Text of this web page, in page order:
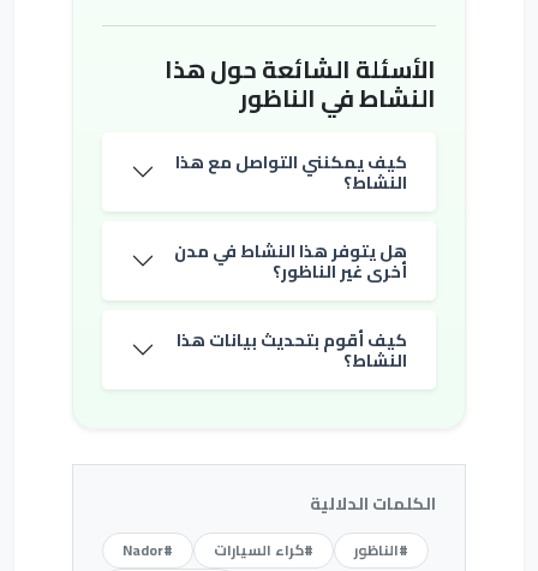
الأسئلة الشائعة حول هذا
النشاط في الناظور
كيف يمكنني التواصل مع هذا
النشاط؟
هل يتوفر هذا النشاط في مدن
أخرى غير الناظور؟
كيف أقوم بتحديث بيانات هذا
النشاط؟
الكلمات الدلالية
#الناظور #كراء السيارات
#Nador